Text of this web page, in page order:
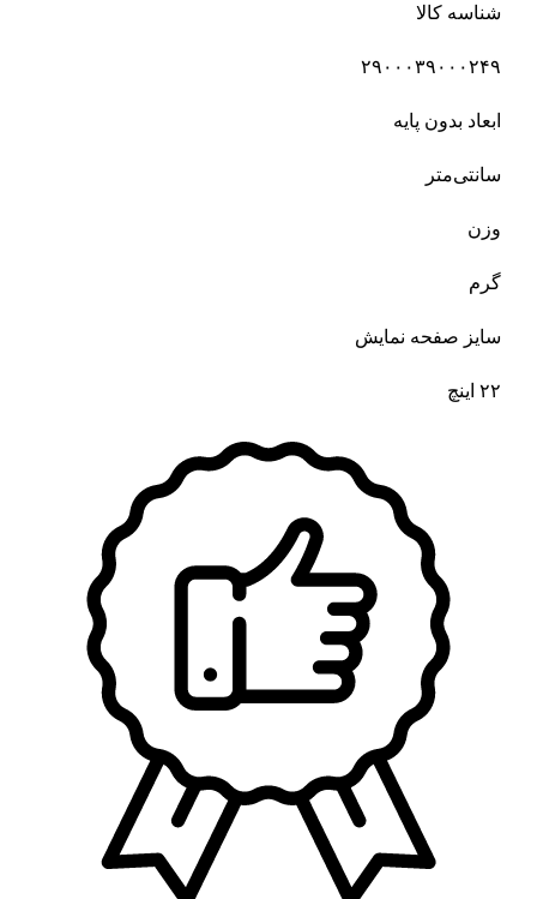
شناسه کالا
۲۹۰۰۰۳۹۰۰۰۲۴۹
ابعاد بدون پایه
سانتی‌متر
وزن
گرم
سایز صفحه نمایش
۲۲ اینچ